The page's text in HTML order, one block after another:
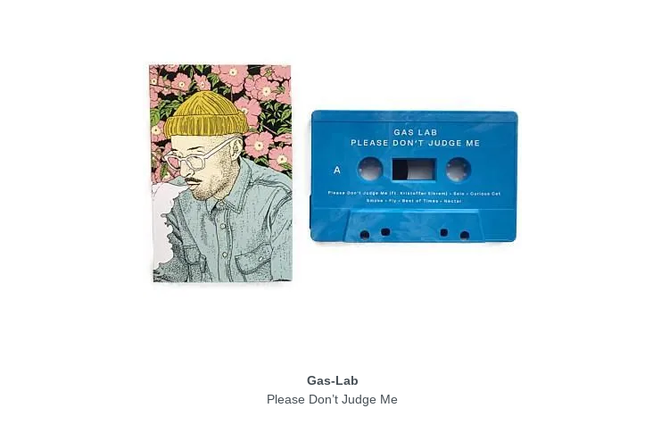
Gas-Lab
Please Don’t Judge Me